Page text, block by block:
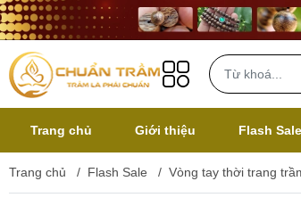
Trang chủ Giới thiệu Flash Sale
Trang chủ / Flash Sale / Vòng tay thời trang